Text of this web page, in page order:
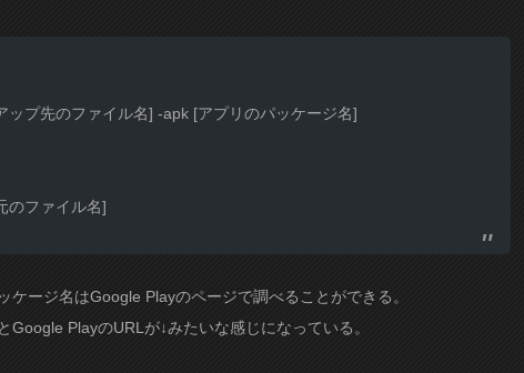
ップ先のファイル名] -apk [アプリのパッケージ名]
のファイル名]
ケージ名はGoogle Playのページで調べることができる。
Google PlayのURLが↓みたいな感じになっている。